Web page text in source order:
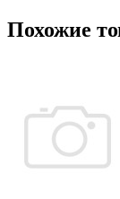
Похожие